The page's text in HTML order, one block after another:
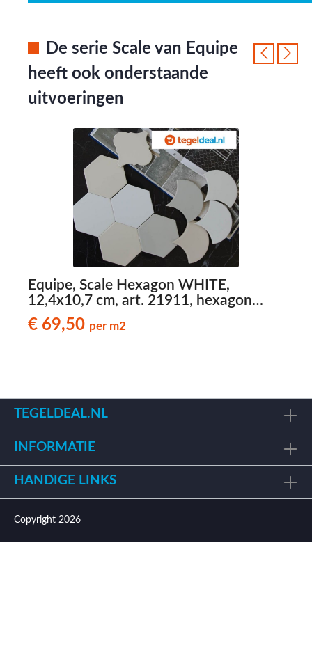
De serie Scale van Equipe
heeft ook onderstaande
uitvoeringen
Equipe, Scale Hexagon WHITE,
12,4x10,7 cm, art. 21911, hexagon
wandtegels
€ 69,50 per m2
TEGELDEAL.NL
INFORMATIE
HANDIGE LINKS
Copyright 2026